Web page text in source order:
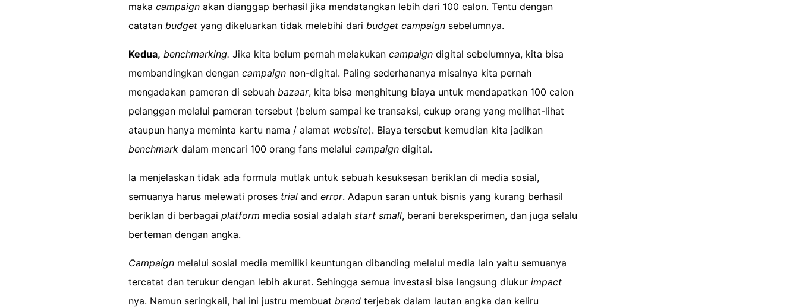
maka campaign akan dianggap berhasil jika mendatangkan lebih dari 100 calon. Tentu dengan
catatan budget yang dikeluarkan tidak melebihi dari budget campaign sebelumnya.
Kedua, benchmarking. Jika kita belum pernah melakukan campaign digital sebelumnya, kita bisa
membandingkan dengan campaign non-digital. Paling sederhananya misalnya kita pernah
mengadakan pameran di sebuah bazaar, kita bisa menghitung biaya untuk mendapatkan 100 calon
pelanggan melalui pameran tersebut (belum sampai ke transaksi, cukup orang yang melihat-lihat
ataupun hanya meminta kartu nama / alamat website). Biaya tersebut kemudian kita jadikan
benchmark dalam mencari 100 orang fans melalui campaign digital.
Ia menjelaskan tidak ada formula mutlak untuk sebuah kesuksesan beriklan di media sosial,
semuanya harus melewati proses trial and error. Adapun saran untuk bisnis yang kurang berhasil
beriklan di berbagai platform media sosial adalah start small, berani bereksperimen, dan juga selalu
berteman dengan angka.
Campaign melalui sosial media memiliki keuntungan dibanding melalui media lain yaitu semuanya
tercatat dan terukur dengan lebih akurat. Sehingga semua investasi bisa langsung diukur impact
nya. Namun seringkali, hal ini justru membuat brand terjebak dalam lautan angka dan keliru